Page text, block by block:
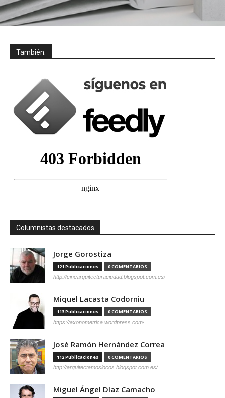
También:
Columnistas destacados
Jorge Gorostiza
121 Publicaciones 0 COMENTARIOS
http://cinearquitecturaciudad.blogspot.com.es/
Miquel Lacasta Codorniu
113 Publicaciones 0 COMENTARIOS
https://axonometrica.wordpress.com/
José Ramón Hernández Correa
112 Publicaciones 0 COMENTARIOS
http://arquitectamoslocos.blogspot.com.es/
Miguel Ángel Díaz Camacho